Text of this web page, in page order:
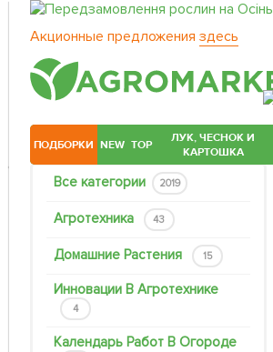
Акционные предложения здесь
ПОДБОРКИ NEW TOP
ЛУК, ЧЕСНОК И
КАРТОШКА
Все категории 2019
Агротехника 43
Домашние Растения 15
Инновации В Агротехнике
4
Календарь Работ В Огороде